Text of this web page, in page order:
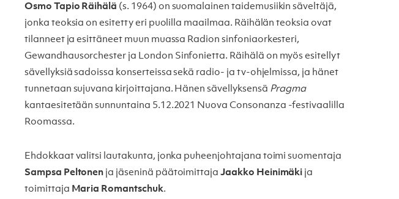
Osmo Tapio Räihälä (s. 1964) on suomalainen taidemusiikin säveltäjä,
jonka teoksia on esitetty eri puolilla maailmaa. Räihälän teoksia ovat
tilanneet ja esittäneet muun muassa Radion sinfoniaorkesteri,
Gewandhausorchester ja London Sinfonietta. Räihälä on myös esitellyt
sävellyksiä sadoissa konserteissa sekä radio- ja tv-ohjelmissa, ja hänet
tunnetaan sujuvana kirjoittajana. Hänen sävellyksensä Pragma
kantaesitetään sunnuntaina 5.12.2021 Nuova Consonanza -festivaalilla
Roomassa.
Ehdokkaat valitsi lautakunta, jonka puheenjohtajana toimi suomentaja
Sampsa Peltonen ja jäseninä päätoimittajaJaakko Heinimäki ja
toimittaja Maria Romantschuk.